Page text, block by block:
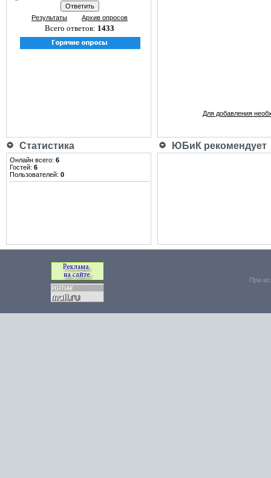
Результаты Архив опросов
Всего ответов: 1433
Для добавления
Статистика ЮБиК рекомендует
Онлайн всего: 6
Гостей: 6
Пользователей: 0
При